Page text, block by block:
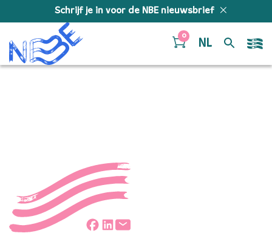
Schrijf je in voor de NBE nieuwsbrief
0
NL